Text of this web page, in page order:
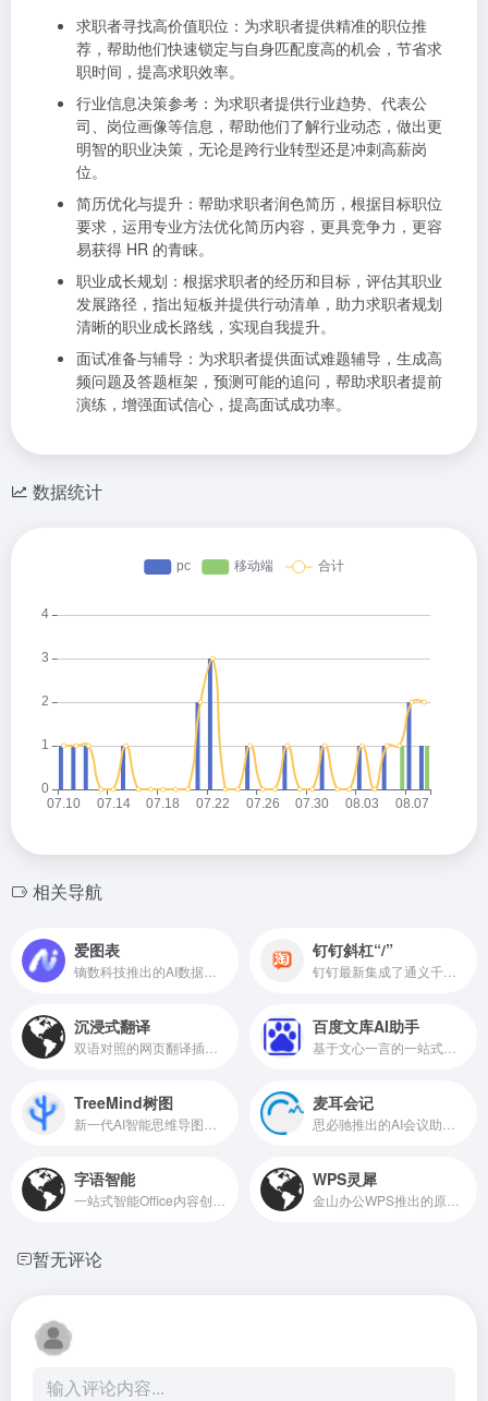
求职者寻找高价值职位：为求职者提供精准的职位推
荐，帮助他们快速锁定与自身匹配度高的机会，节省求
职时间，提高求职效率。
行业信息决策参考：为求职者提供行业趋势、代表公
司、岗位画像等信息，帮助他们了解行业动态，做出更
明智的职业决策，无论是跨行业转型还是冲刺高薪岗
位。
简历优化与提升：帮助求职者润色简历，根据目标职位
要求，运用专业方法优化简历内容，更具竞争力，更容
易获得 HR 的青睐。
职业成长规划：根据求职者的经历和目标，评估其职业
发展路径，指出短板并提供行动清单，助力求职者规划
清晰的职业成长路线，实现自我提升。
面试准备与辅导：为求职者提供面试难题辅导，生成高
频问题及答题框架，预测可能的追问，帮助求职者提前
演练，增强面试信心，提高面试成功率。
数据统计
相关导航
爱图表 钉钉斜杠“/”
沉浸式翻译 百度文库AI助手
TreeMind树图 麦耳会记
字语智能 WPS灵犀
暂无评论